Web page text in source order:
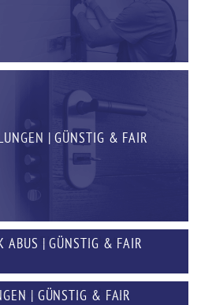
| GÜNSTIG & FAIR
ABUS | GÜNSTIG & FAIR
| GÜNSTIG & FAIR